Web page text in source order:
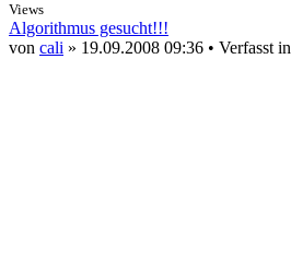
Views
Algorithmus gesucht!!!
von cali » 19.09.2008 09:36 • Verfasst in